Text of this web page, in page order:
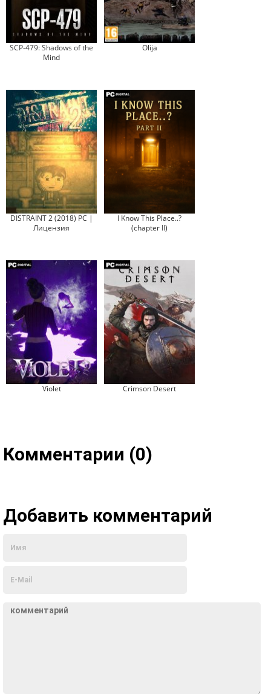
SCP-479: Shadows of the
Mind
Olija
DISTRAINT 2 (2018) PC |
Лицензия
I Know This Place..?
(chapter II)
Violet Crimson Desert
Комментарии (0)
Добавить комментарий